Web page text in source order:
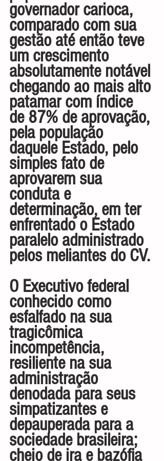
governador carioca,
comparado com sua
gestão até então teve
um crescimento
absolutamente notável
chegando ao mais alto
patamar com índice
de 87% de aprovação,
pela população
daquele Estado, pelo
simples fato de
aprovarem sua
conduta e
determinação, em ter
enfrentado o Estado
paralelo administrado
pelos meliantes do CV.
O Executivo federal
conhecido como
esfalfado na sua
tragicômica
incompetência,
resiliente na sua
administração
denodada para seus
simpatizantes e
depauperada para a
sociedade brasileira;
cheio de ira e bazófia